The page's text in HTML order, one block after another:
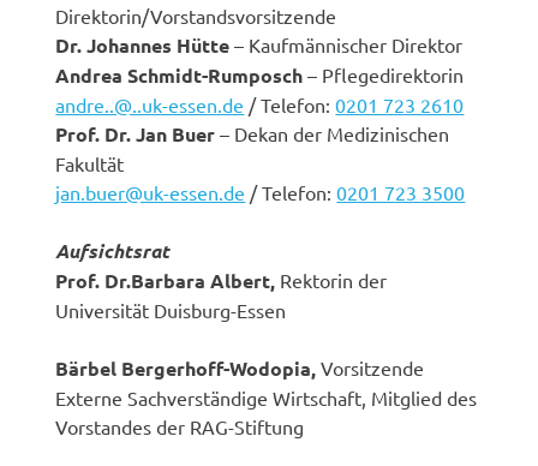
Direktorin/Vorstandsvorsitzende
Dr. Johannes Hütte– Kaufmännischer Direktor
Andrea Schmidt-Rumposch– Pflegedirektorin
andre..@..uk-essen.de / Telefon:0201 723 2610
Prof. Dr. Jan Buer– Dekan der Medizinischen
Fakultät
jan.buer@uk-essen.de / Telefon:0201 723 3500
Aufsichtsrat
Prof. Dr.Barbara Albert, Rektorin der
Universität Duisburg-Essen
Bärbel Bergerhoff-Wodopia,Vorsitzende
Externe Sachverständige Wirtschaft, Mitglied des
Vorstandes der RAG-Stiftung